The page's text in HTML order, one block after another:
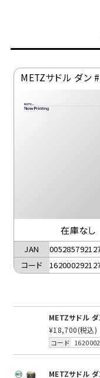
METZサドル ダン
在庫なし
JAN
コード
METZサドル
¥18,700(税込)
コード
METZサドル